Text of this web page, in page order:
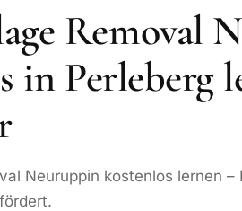
Removal
in Perleberg
Neuruppin kostenlos lernen